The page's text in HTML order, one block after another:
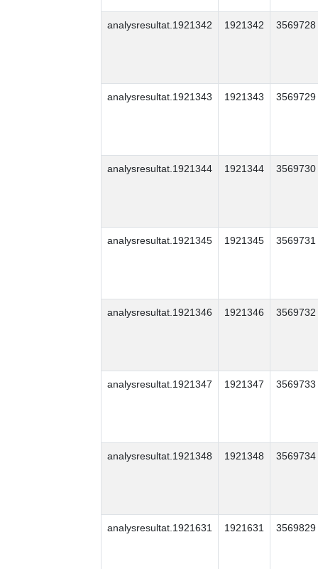
analysresultat.1921342 1921342 3569728
analysresultat.1921343 1921343 3569729
analysresultat.1921344 1921344 3569730
analysresultat.1921345 1921345 3569731
analysresultat.1921346 1921346 3569732
analysresultat.1921347 1921347 3569733
analysresultat.1921348 1921348 3569734
analysresultat.1921631 1921631 3569829